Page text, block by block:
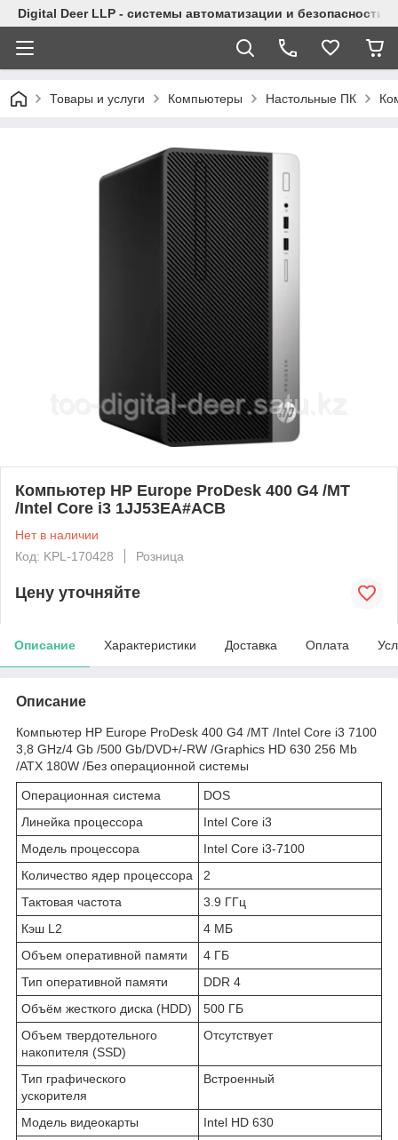
Digital Deer LLP - системы автоматизации и безопасности
Товары и услуги Компьютеры Настольные ПК
Компьютер HP Europe ProDesk 400 G4 /MT
/Intel Core i3 1JJ53EA#ACB
Нет в наличии
Код: KPL-170428
Розница
Цену уточняйте
Описание Характеристики Доставка Оплата
Описание
Компьютер HP Europe ProDesk 400 G4 /MT /Intel Core i3 7100
3,8 GHz/4 Gb /500 Gb/DVD+/-RW /Graphics HD 630 256 Mb
/ATX 180W /Без операционной системы
Операционная система
DOS
Линейка процессора
Intel Core i3
Модель процессора
Intel Core i3-7100
Количество ядер процессора
2
Тактовая частота
3.9 ГГц
Кэш L2
4 МБ
Объем оперативной памяти
4 ГБ
Тип оперативной памяти
DDR 4
Объём жесткого диска (HDD)
500 ГБ
Объем твердотельного
накопителя (SSD)
Отсутствует
Тип графического
ускорителя
Встроенный
Модель видеокарты
Intel HD 630